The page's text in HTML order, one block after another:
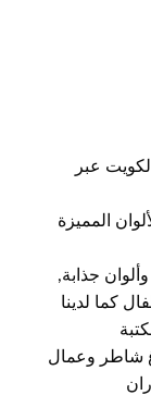
عبر
المميزة
جذابة,
كما لدينا
شاطر وعمال